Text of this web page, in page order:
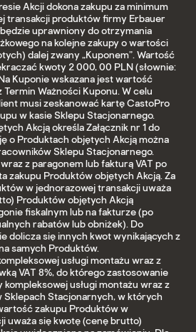
Akcji dokona zakupu za minimum
transakcji produktów firmy Erbauer
będzie uprawniony do otrzymania
na kolejne zakupy o wartości
dalej zwany „Kuponem”. Wartość
kwoty 2 000, 00 PLN (słownie:
Kuponie wskazana jest wartość
Ważności Kuponu. W celu
musi zeskanować kartę CastoPro
w kasie Sklepu Stacjonarnego.
Akcją określa Załącznik nr 1 do
o Produktach objętych Akcją można
Sklepu Stacjonarnego.
z paragonem lub fakturą VAT po
zakupu Produktów objętych Akcją. Za
w jednorazowej transakcji uważa
Produktów objętych Akcją
fiskalnym lub na fakturze (po
rabatów lub obniżek). Do
dolicza się innych kwot wynikających z
samych Produktów.
usługi montażu wraz z
VAT 8%, do którego zastosowanie
kompleksowej usługi montażu wraz z
Sklepach Stacjonarnych, w których
zakupu Produktów w
uważa się kwotę (cenę brutto)